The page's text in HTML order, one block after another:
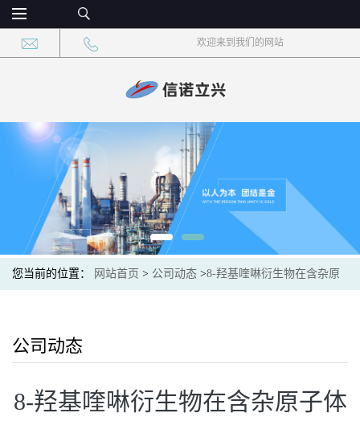
欢迎来到我们的网站
您当前的位置： 网站首页 > 公司动态 >8-羟基喹啉衍生物在含杂原
公司动态
8-羟基喹啉衍生物在含杂原子体